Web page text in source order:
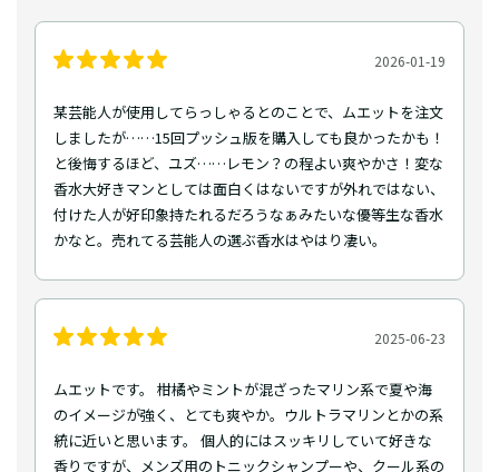
2026-01-19
某芸能人が使用してらっしゃるとのことで、ムエットを注文
しましたが……15回プッシュ版を購入しても良かったかも！
と後悔するほど、ユズ……レモン？の程よい爽やかさ！変な
香水大好きマンとしては面白くはないですが外れではない、
付けた人が好印象持たれるだろうなぁみたいな優等生な香水
かなと。売れてる芸能人の選ぶ香水はやはり凄い。
2025-06-23
ムエットです。 柑橘やミントが混ざったマリン系で夏や海
のイメージが強く、とても爽やか。ウルトラマリンとかの系
統に近いと思います。 個人的にはスッキリしていて好きな
香りですが、メンズ用のトニックシャンプーや、クール系の